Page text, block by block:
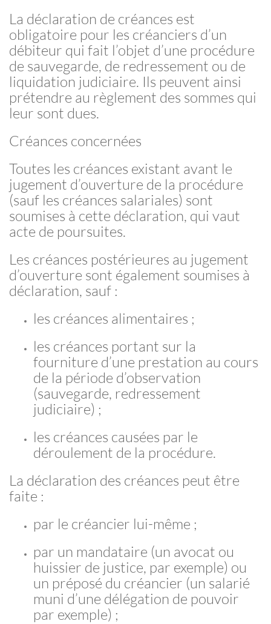
La déclaration de créances est
obligatoire pour les créanciers d’un
débiteur qui fait l’objet d’une procédure
de sauvegarde, de redressement ou de
liquidation judiciaire. Ils peuvent ainsi
prétendre au règlement des sommes qui
leur sont dues.
Créances concernées
Toutes les créances existant avant le
jugement d’ouverture de la procédure
(sauf les créances salariales) sont
soumises à cette déclaration, qui vaut
acte de poursuites.
Les créances postérieures au jugement
d’ouverture sont également soumises à
déclaration, sauf :
les créances alimentaires ;
les créances portant sur la
fourniture d’une prestation au cours
de la période d’observation
(sauvegarde, redressement
judiciaire) ;
les créances causées par le
déroulement de la procédure.
La déclaration des créances peut être
faite :
par le créancier lui-même ;
par un mandataire (un avocat ou
huissier de justice, par exemple) ou
un préposé du créancier (un salarié
muni d’une délégation de pouvoir
par exemple) ;